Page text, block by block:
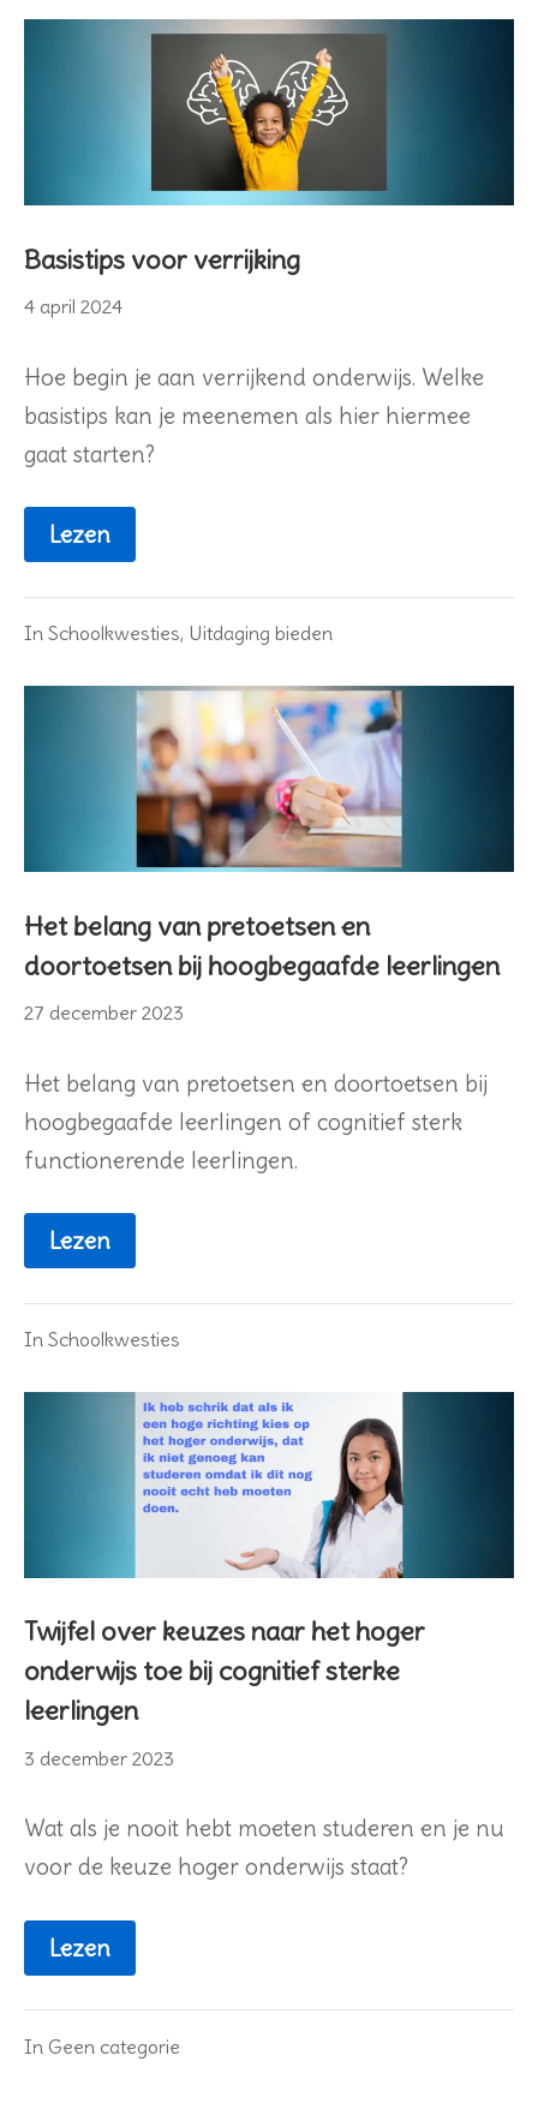
Basistips voor verrijking
4 april 20244
2024
Hoe begin je aan verrijkend onderwijs. Welke
basistips kan je meenemen als hier hiermee
gaat starten?
Lezen
In Schoolkwesties, Uitdaging bieden
Het belang van pretoetsen en
doortoetsen bij hoogbegaafde leerlingen
27 december 2023
2023
Het belang van pretoetsen en doortoetsen bij
hoogbegaafde leerlingen of cognitief sterk
functionerende leerlingen.
Lezen
In Schoolkwesties
Twijfel over keuzes naar het hoger
onderwijs toe bij cognitief sterke
leerlingen
3 december 2023
2024
Wat als je nooit hebt moeten studeren en je nu
voor de keuze hoger onderwijs staat?
Lezen
In Geen categorie